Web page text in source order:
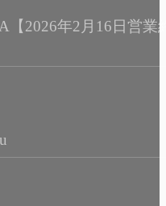
【2026年2月16日営業